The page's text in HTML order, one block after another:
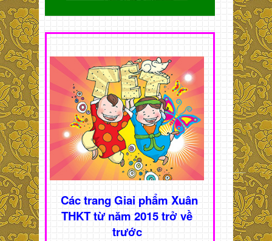
Các trang Giai phẩm Xuân
THKT từ năm 2015 trở về
trước